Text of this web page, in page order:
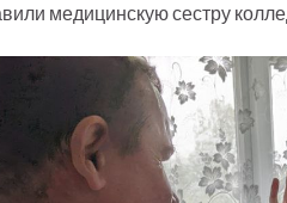
медицинскую сестру